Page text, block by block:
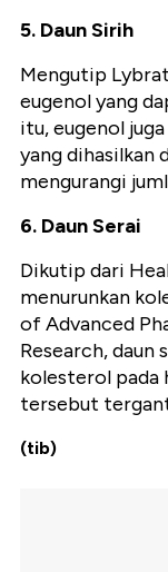
5. Daun Sirih
Mengutip
eugenol yang
itu, eugenol
yang dihasilkan
mengurangi
6. Daun Serai
Dikutip dari
menurunkan
of Advanced
Research, daun
kolesterol pada
tersebut
(tib)